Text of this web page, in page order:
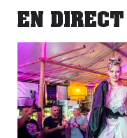
EN DIRECT